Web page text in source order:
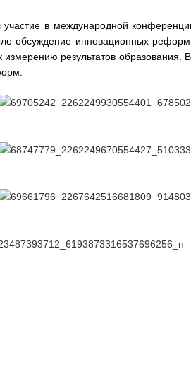
в международной
обсуждение инновационных
результатов образования.